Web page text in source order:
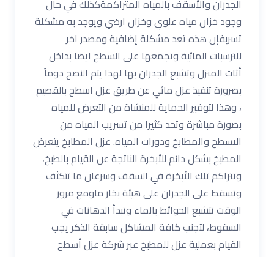
الجدران والأسقف بالمياه المتراكمةكذلك في حال
وجود خزان مياه علوي وخزان ارضي ويوجد به مشكلة
تسربفإن هذه تعد مشكلة إضافية ومصدر اخر
للترسبات المائية وتجمعها على السطح ايضا بداخل
أثاث المنزل وتشبع الجدران بها لهذا يتم النصح دوماً
بضرورة تنفيذ عزل مائي عن طريق عزل اسطح بالقصيم
، وهذا لتوفير الحماية للمنشاة من التعرض للمياه
بصورة مباشرة وتحد كثيرا من تسريب المياه من
الاسطح والمطابخ ودورات المياه. عزل المطابخ يتعرض
المطبخ بشكل دائم للأبخرة الناتجة عن القيام بالطبخ،
وتتراكم تلك الأبخرة في السقف وسرعان ما تتكثف
وتسقط على الجدران على هيئة بخار ماومع مرور
الوقت تتشبع الحوائط بالماء وتبدأ الدهانات في
السقوط، لتجنب كافة المشاكل سابقة الذكر يجب
القيام بعملية عزل للمطبخ عبر شركة عزل أسطح